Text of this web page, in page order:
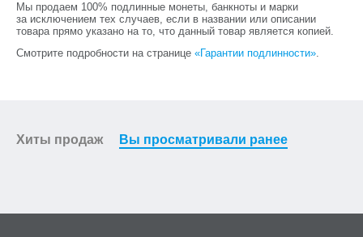
Мы продаем 100% подлинные монеты, банкноты и марки
за исключением тех случаев, если в названии или описании
товара прямо указано на то, что данный товар является копией.
Смотрите подробности на странице «Гарантии подлинности».
Хиты продаж Вы просматривали ранее